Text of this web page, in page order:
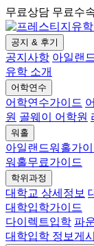
무료상담 무료수
공지 & 후기
공지사항 아일랜
유학 소개
어학연수
어학연수가이드
원 골웨이 어학원
워홀
아일랜드워홀가
워홀무료가이드
학위과정
대학교 상세정보
대학입학가이드
다이렉트입학 파
대학입학 정보게